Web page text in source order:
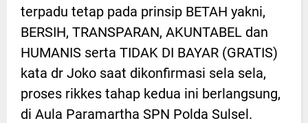
terpadu tetap pada prinsip BETAH yakni,
BERSIH, TRANSPARAN, AKUNTABEL dan
HUMANIS serta TIDAK DI BAYAR (GRATIS)
kata dr Joko saat dikonfirmasi sela sela,
proses rikkes tahap kedua ini berlangsung,
di Aula Paramartha SPN Polda Sulsel.